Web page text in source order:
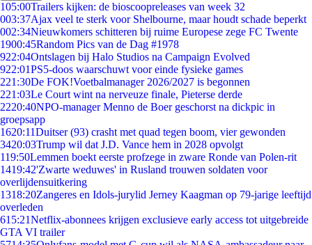
105:00Trailers kijken: de bioscoopreleases van week 32
003:37Ajax veel te sterk voor Shelbourne, maar houdt schade beperkt
002:34Nieuwkomers schitteren bij ruime Europese zege FC Twente
1900:45Random Pics van de Dag #1978
922:04Ontslagen bij Halo Studios na Campaign Evolved
922:01PS5-doos waarschuwt voor einde fysieke games
221:30De FOK!Voetbalmanager 2026/2027 is begonnen
221:03Le Court wint na nerveuze finale, Pieterse derde
2220:40NPO-manager Menno de Boer geschorst na dickpic in
groepsapp
1620:11Duitser (93) crasht met quad tegen boom, vier gewonden
3420:03Trump wil dat J.D. Vance hem in 2028 opvolgt
119:50Lemmen boekt eerste profzege in zware Ronde van Polen-rit
1419:42'Zwarte weduwes' in Rusland trouwen soldaten voor
overlijdensuitkering
1318:20Zangeres en Idols-jurylid Jerney Kaagman op 79-jarige leeftijd
overleden
615:21Netflix-abonnees krijgen exclusieve early access tot uitgebreide
GTA VI trailer